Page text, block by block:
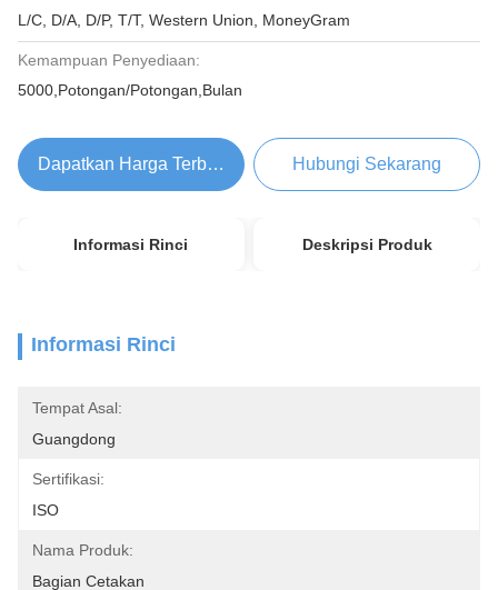
L/C, D/A, D/P, T/T, Western Union, MoneyGram
Kemampuan Penyediaan:
5000,Potongan/Potongan,Bulan
Dapatkan Harga Terbaik Hubungi Sekarang
Informasi Rinci Deskripsi Produk
Informasi Rinci
Tempat Asal:
Guangdong
Sertifikasi:
ISO
Nama Produk:
Bagian Cetakan